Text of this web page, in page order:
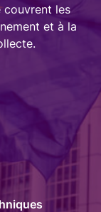
couvrent les
et à la